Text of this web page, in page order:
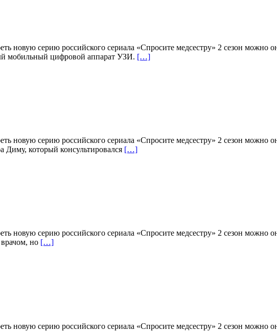
новую серию российского сериала «Спросите медсестру» 2 сезон можно
мобильный цифровой аппарат УЗИ. […]
новую серию российского сериала «Спросите медсестру» 2 сезон можно
Диму, который консультировался […]
новую серию российского сериала «Спросите медсестру» 2 сезон можно
но […]
новую серию российского сериала «Спросите медсестру» 2 сезон можно